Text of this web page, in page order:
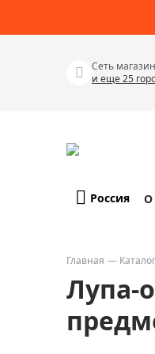
Сеть
и еще 25
Телескопы
Бинокли
Зрительные
Лупы
Россия О
Главная Каталог
Лупа-